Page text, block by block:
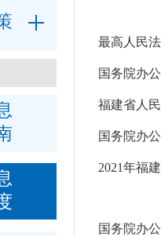
最高人民
国务院办
福建省人
国务院办
2021年福
国务院办